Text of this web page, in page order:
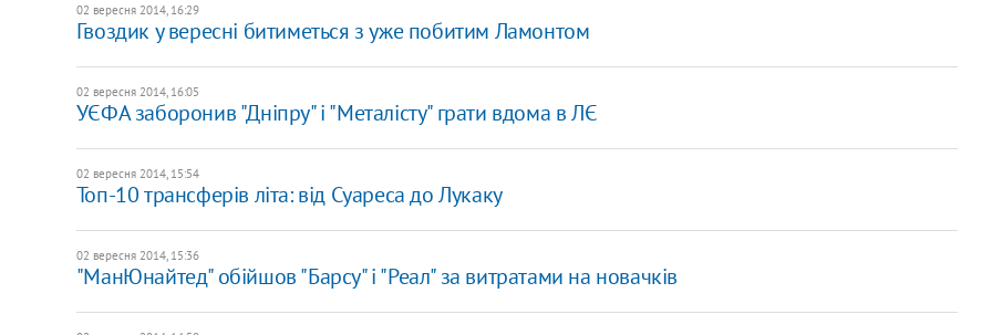
02 вересня 2014, 16:29
Гвоздик у вересні битиметься з уже побитим Ламонтом
02 вересня 2014, 16:05
УЄФА заборонив "Дніпру" і "Металісту" грати вдома в ЛЄ
02 вересня 2014, 15:54
Топ-10 трансферів літа: від Суареса до Лукаку
02 вересня 2014, 15:36
"МанЮнайтед" обійшов "Барсу" і "Реал" за витратами на новачків